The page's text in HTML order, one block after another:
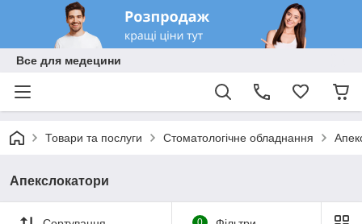
Все для медецини
Товари та послуги Стоматологічне обладнання
Апекслокатори